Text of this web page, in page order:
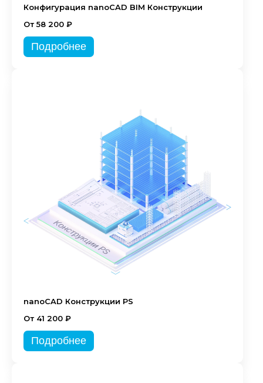
Конфигурация nanoCAD BIM Конструкции
От 58 200 ₽
Подробнее
nanoCAD Конструкции PS
От 41 200 ₽
Подробнее